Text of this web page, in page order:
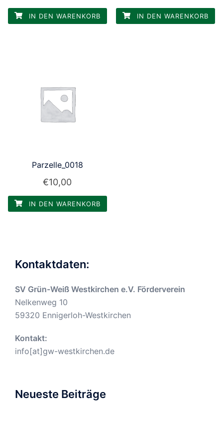
IN DEN WARENKORB IN DEN WARENKORB
Parzelle_0018
€10,00
IN DEN WARENKORB
Kontaktdaten:
SV Grün-Weiß Westkirchen e.V. Förderverein
Nelkenweg 10
59320 Ennigerloh-Westkirchen
Kontakt:
info[at]gw-westkirchen.de
Neueste Beiträge